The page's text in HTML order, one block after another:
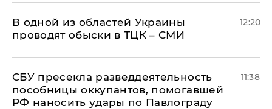
В одной из областей Украины
проводят обыски в ТЦК – СМИ
12:20
СБУ пресекла разведдеятельность
пособницы оккупантов, помогавшей
РФ наносить удары по Павлограду
11:38